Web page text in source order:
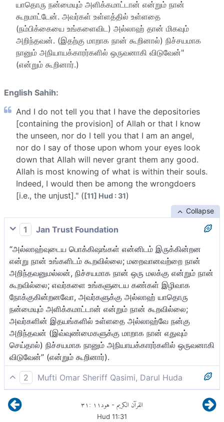
யாதொரு நன்மையும் அளிக்கமாட்டான் என்றும் நான்
கூறமாட்டேன். அவர்கள் உள்ளத்தில் உள்ளதை
(நம்பிக்கையை உங்களைவிட) அல்லாஹ் தான் மிகவும்
அறிந்தவன். (இதற்கு மாறாக நான் கூறினால்) நிச்சயமாக
நானும் அநியாயக்காரர்களில் ஒருவனாகி விடுவேன்"
(என்றும் கூறினார்.)
English Sahih:
And I do not tell you that I have the depositories
[containing the provision] of Allah or that I know
the unseen, nor do I tell you that I am an angel,
nor do I say of those upon whom your eyes look
down that Allah will never grant them any good.
Allah is most knowing of what is within their souls.
Indeed, I would then be among the wrongdoers
[i.e., the unjust]." ([11] Hud : 31)
Collapse
1
Jan Trust Foundation
“அல்லாஹ்வுடைய பொக்கிஷங்கள் என்னிடம் இருக்கின்றன
என்று நான் உங்களிடம் கூறவில்லை; மறைவானவற்றை நான்
அறிந்தவனுமல்லன், நிச்சயமாக நான் ஒரு மலக்கு என்றும் நான்
கூறவில்லை; எவர்களை உங்களுடைய கண்கள் இழிவாக
நோக்குகின்றனவோ, அவர்களுக்கு அல்லாஹ் யாதொரு
நன்மையும் அளிக்கமாட்டான் என்றும் நான் கூறவில்லை;
அவர்களின் இதயங்களில் உள்ளதை அல்லாஹ்வே நன்கு
அறிந்தவன் (இவ்வுண்மைகளுக்கு மாறாக நான் எதுவும்
செய்தால்) நிச்சயமாக நானும் அநியாயக்காரர்களில் ஒருவனாகி
விடுவேன்” (என்றும் கூறினார்).
2
Mufti Omar Sheriff Qasimi, Darul Huda
என்னிடம் அல்லாஹ்வின் பொக்கிஷங்கள் உள்ளன என்றும் நான்
உங்களுக்கு கூறமாட்டேன். நான் மறைவானவற்றை
القرآن الكريم - هود١١ :٣١
Hud 11:31